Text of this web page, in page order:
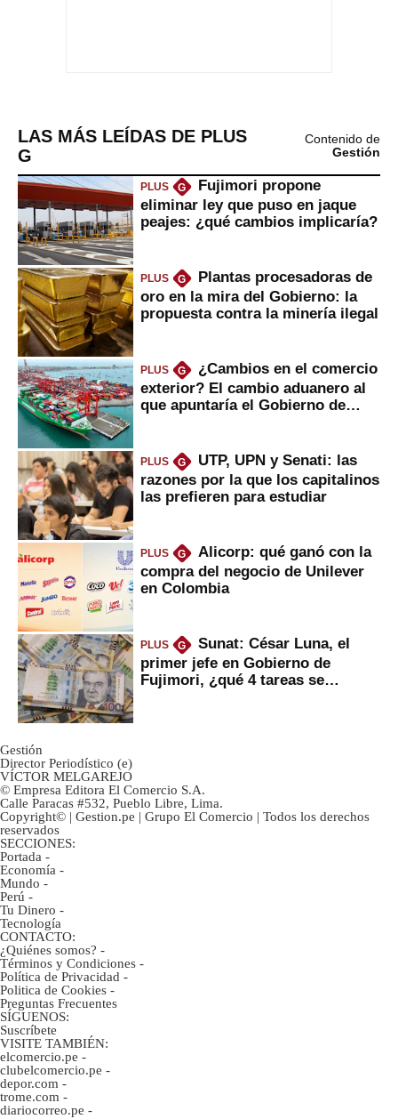
LAS MÁS LEÍDAS DE PLUS
G
Contenido de
Gestión
PLUS G
Fujimori propone
eliminar ley que puso en jaque
peajes: ¿qué cambios implicaría?
PLUS G
Plantas procesadoras de
oro en la mira del Gobierno: la
propuesta contra la minería ilegal
PLUS G
¿Cambios en el comercio
exterior? El cambio aduanero al
que apuntaría el Gobierno de
PLUS G
UTP, UPN y Senati: las
razones por la que los capitalinos
las prefieren para estudiar
PLUS G
Alicorp: qué ganó con la
compra del negocio de Unilever
en Colombia
PLUS G
Sunat: César Luna, el
primer jefe en Gobierno de
Fujimori, ¿qué 4 tareas se
Gestión
Director Periodístico (e)
VÍCTOR MELGAREJO
© Empresa Editora El Comercio S.A.
Calle Paracas #532, Pueblo Libre, Lima.
Copyright© | Gestion.pe | Grupo El Comercio | Todos los derechos
reservados
SECCIONES:
Portada -
Economía -
Mundo -
Perú -
Tu Dinero -
Tecnología
CONTACTO:
¿Quiénes somos? -
Términos y Condiciones -
Política de Privacidad -
Politica de Cookies -
Preguntas Frecuentes
SÍGUENOS:
Suscríbete
VISITE TAMBIÉN:
elcomercio.pe -
clubelcomercio.pe -
depor.com -
trome.com -
diariocorreo.pe -